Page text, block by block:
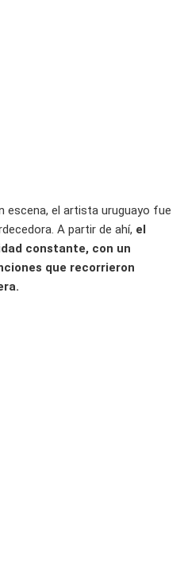
escena, el artista uruguayo fue
A partir de ahí, el
constante, con un
que recorrieron